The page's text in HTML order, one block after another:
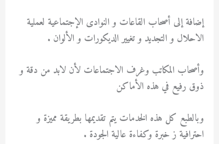
إضافة إلى أصحاب القاعات و النوادى الإجتماعية لعملية
الاحلال و التجديد و تغيير الديكورات و الألوان .
وأصحاب المكاتب وغرف الاجتماعات لأن لابد من دقة و
ذوق رفيع في هذه الأماكن
وبالطبع كل هذه الخدمات يتم تقديمها بطريقة مميزة و
احترافية ز خبرة وكفاءة عالية الجودة .